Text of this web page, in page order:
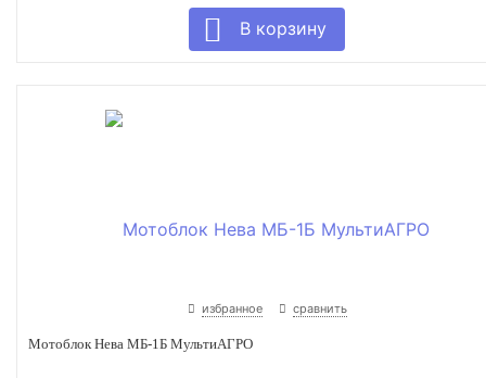
избранное сравнить
Мотоблок Нева МБ-1Б МультиАГРО